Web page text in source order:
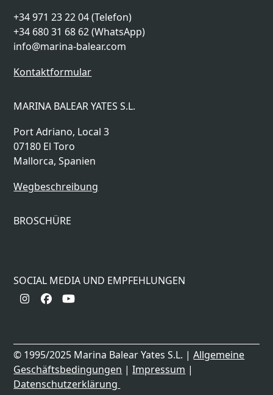
+34 971 23 22 04 (Telefon)
+34 680 31 68 62 (WhatsApp)
info@marina-balear.com
Kontaktformular
MARINA BALEAR YATES S.L.
Port Adriano, Local 3
07180 El Toro
Mallorca, Spanien
Wegbeschreibung
BROSCHÜRE
SOCIAL MEDIA UND EMPFEHLUNGEN
Instagram
Facebook
YouTube
© 1995/2025 Marina Balear Yates S.L. |Allgemeine
Geschäftsbedingungen |Impressum |
Datenschutzerklärung